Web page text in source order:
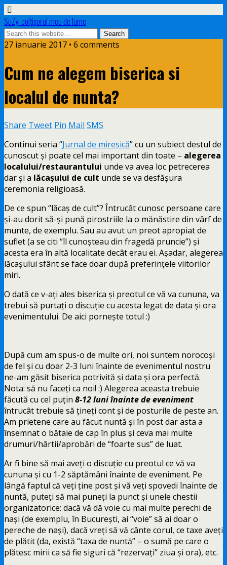
SuZy: colţişorul meu de lume
27 ianuarie 2017 • 6 comments
Cum ne alegem biserica si
localul de nunta?
Share Tweet Pin Mail SMS
Continui seria “Jurnal de miresică” cu un subiect destul de
cunoscut și poate cel mai important din toate – alegerea
localului/restaurantului unde va avea loc petrecerea
dar și a lăcașului de cult unde se va desfășura
ceremonia religioasă.
De ce spun “lăcaș de cult”? Întrucât cunosc persoane care
și-au dorit să-și pună pirostriile la o mănăstire din vârf de
munte, de exemplu. Sau au avut un preot apropiat de
suflet (a se citi “îl cunoșteau din fragedă pruncie”) și
acesta era în altă localitate decât erau ei. Așadar, alegerea
lăcașului sfânt se face doar după preferințele viitorilor
miri.
O dată ce v-ați ales biserica și preotul ce vă va cununa, va
trebui să purtați o discuție cu acesta legat de data și ora
evenimentului. De aici pornește totul :)
După cum am spus-o de multe ori, noi suntem norocoși
de fel și cu doar 2-3 luni înainte de evenimentul nostru
ne-am găsit biserica potrivită și data și ora perfectă.
Nota: să nu faceți ca noi! :) Alegerea aceasta trebuie
făcută cu cel puțin 8-12 luni înainte de eveniment
întrucât trebuie să țineți cont și de posturile de peste an.
Am prietene care au făcut nuntă și în post dar asta a
însemnat o bătaie de cap în plus și ceva mai multe
drumuri/hârtii/aprobări de “foarte sus” de luat.
Ar fi bine să mai aveți o discuție cu preotul ce vă va
cununa și cu 1-2 săptămâni înainte de eveniment. Pe
lângă faptul că veți ține post și vă veți spovedi înainte de
nuntă, puteți să mai puneți la punct și unele chestii
organizatorice: dacă vă dă voie cu mai multe perechi de
nași (de exemplu, în București, ai “voie” să ai doar o
pereche de nași), dacă vreți să vă cânte corul, ce taxe aveți
de plătit (da, există “taxa de nuntă” – o sumă pe care o
plătesc mirii ca să fie siguri că “rezervați” ziua și ora), etc.